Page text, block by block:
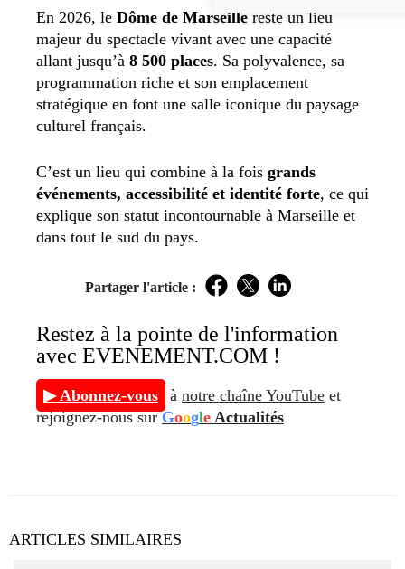
En 2026, le Dôme de Marseille reste un lieu
majeur du spectacle vivant avec une capacité
allant jusqu’à 8 500 places. Sa polyvalence, sa
programmation riche et son emplacement
stratégique en font une salle iconique du paysage
culturel français.
C’est un lieu qui combine à la fois grands
événements, accessibilité et identité forte, ce qui
explique son statut incontournable à Marseille et
dans tout le sud du pays.
Partager l'article : Facebook
TwitterLinkedIn
Restez à la pointe de l'information
avec EVENEMENT.COM !
▶ Abonnez-vous à notre chaîne YouTube et
rejoignez-nous surGoogle Actualités
ARTICLES SIMILAIRES